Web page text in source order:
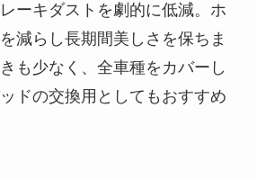
ーキダストを劇的に低減。ホ
減らし長期間美しさを保ちま
も少なく、全車種をカバーし
ドの交換用としてもおすすめ